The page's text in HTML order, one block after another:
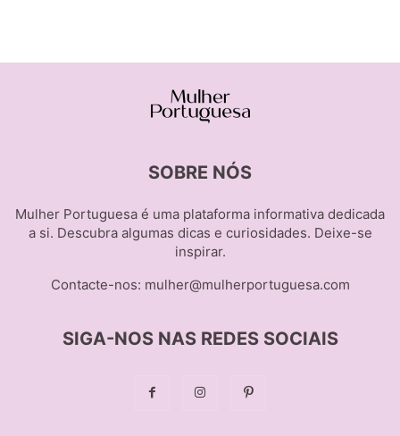
SOBRE NÓS
Mulher Portuguesa é uma plataforma informativa dedicada
a si. Descubra algumas dicas e curiosidades. Deixe-se
inspirar.
Contacte-nos: mulher@mulherportuguesa.com
SIGA-NOS NAS REDES SOCIAIS